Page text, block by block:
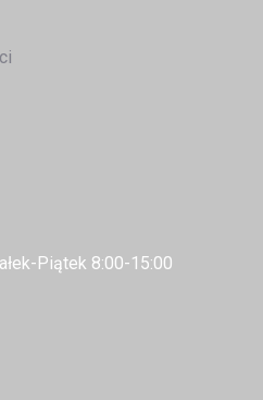
Piątek 8:00-15:00